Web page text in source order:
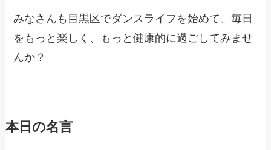
みなさんも目黒区でダンスライフを始めて、毎日
をもっと楽しく、もっと健康的に過ごしてみませ
んか？
本日の名言